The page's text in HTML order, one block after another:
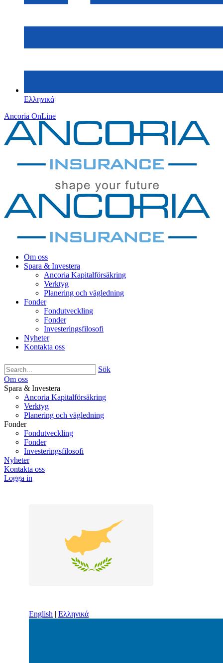
Ελληνικά
Ancoria OnLine
Om oss
Spara & Investera
Ancoria Kapitalförsäkring
Verktyg
Planering och vägledning
Fonder
Fondutveckling
Fonder
Investeringsfilosofi
Nyheter
Kontakta oss
Sök
Om oss
Spara & Investera
Ancoria Kapitalförsäkring
Verktyg
Planering och vägledning
Fonder
Fondutveckling
Fonder
Investeringsfilosofi
Nyheter
Kontakta oss
Logga in
English | Ελληνικά